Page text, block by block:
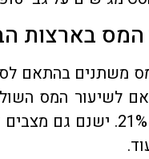
המס בארצות
משתנים בהתאם
לשיעור המס
אחיד של 21%. ישנם